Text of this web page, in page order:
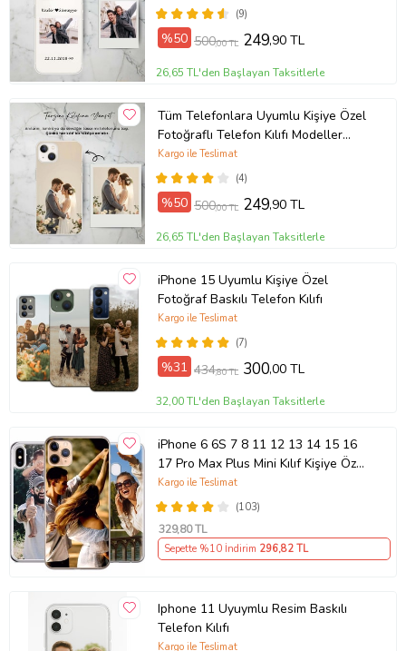
(9)
%50 500,00 TL 249,90 TL
26,65 TL'den Başlayan Taksitlerle
Tüm Telefonlara Uyumlu Kişiye Özel
Fotoğraflı Telefon Kılıfı Modeller
Açıklamada
(4)
Kargo ile Teslimat
%50 500,00 TL 249,90 TL
26,65 TL'den Başlayan Taksitlerle
iPhone 15 Uyumlu Kişiye Özel
Fotoğraf Baskılı Telefon Kılıfı
(7)
Kargo ile Teslimat
%31 434,80 TL 300,00 TL
32,00 TL'den Başlayan Taksitlerle
iPhone 6 6S 7 8 11 12 13 14 15 16
17 Pro Max Plus Mini Kılıf Kişiye Özel
Resimli Fotoğraflı Silikon
(103)
Kargo ile Teslimat
329,80 TL
Sepette %10 İndirim 296,82 TL
Iphone 11 Uyuymlu Resim Baskılı
Telefon Kılıfı
Kargo ile Teslimat